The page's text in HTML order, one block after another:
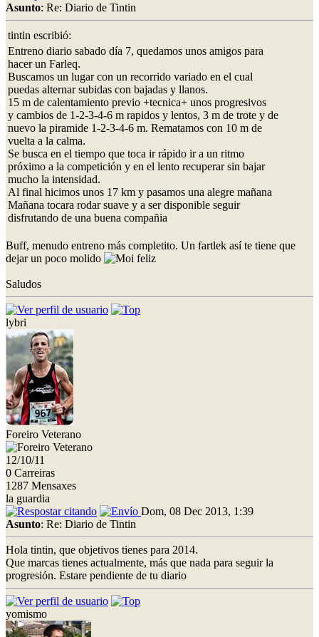
Asunto: Re: Diario de Tintin
tintin escribió:
Entreno diario sabado día 7, quedamos unos amigos para
hacer un Farleq.
Buscamos un lugar con un recorrido variado en el cual
puedas alternar subidas con bajadas y llanos.
15 m de calentamiento previo +tecnica+ unos progresivos
y cambios de 1-2-3-4-6 m rapidos y lentos, 3 m de trote y de
nuevo la piramide 1-2-3-4-6 m. Rematamos con 10 m de
vuelta a la calma.
Se busca en el tiempo que toca ir rápido ir a un ritmo
próximo a la competición y en el lento recuperar sin bajar
mucho la intensidad.
Al final hicimos unos 17 km y pasamos una alegre mañana
Mañana tocara rodar suave y a ser disponible seguir
disfrutando de una buena compañia
Buff, menudo entreno más completito. Un fartlek así te tiene que
dejar un poco molido
Saludos
lybri
Foreiro Veterano
12/10/11
0 Carreiras
1287 Mensaxes
la guardia
Dom, 08 Dec 2013, 1:39
Asunto: Re: Diario de Tintin
Hola tintin, que objetivos tienes para 2014.
Que marcas tienes actualmente, más que nada para seguir la
progresión. Estare pendiente de tu diario
yomismo